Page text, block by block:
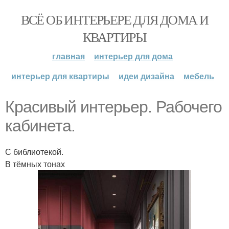
ВСЁ ОБ ИНТЕРЬЕРЕ ДЛЯ ДОМА И
КВАРТИРЫ
главная
интерьер для дома
интерьер для квартиры
идеи дизайна мебель
Красивый интерьер. Рабочего
кабинета.
С библиотекой.
В тёмных тонах